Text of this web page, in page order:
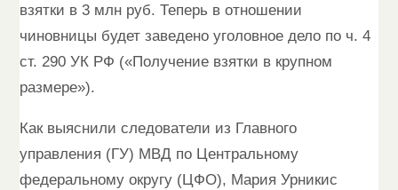
взятки в 3 млн руб. Теперь в отношении
чиновницы будет заведено уголовное дело по ч. 4
ст. 290 УК РФ («Получение взятки в крупном
размере»).
Как выяснили следователи из Главного
управления (ГУ) МВД по Центральному
федеральному округу (ЦФО), Мария Урникис